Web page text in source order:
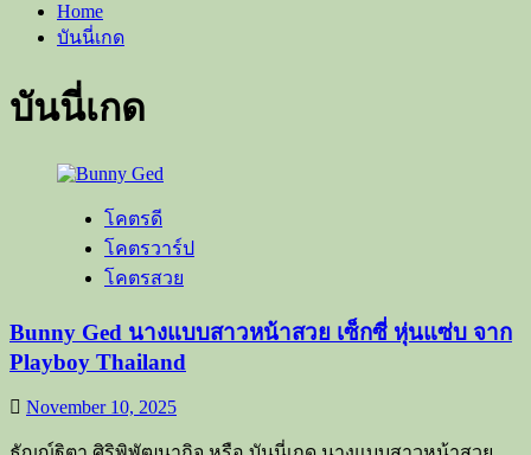
Home
บันนี่เกด
บันนี่เกด
โคตรดี
โคตรวาร์ป
โคตรสวย
Bunny Ged นางแบบสาวหน้าสวย เซ็กซี่ หุ่นแซ่บ จาก
Playboy Thailand
November 10, 2025